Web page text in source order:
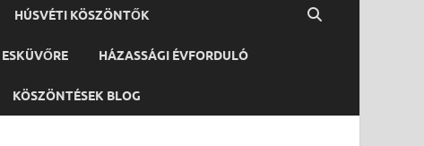
HÚSVÉTI KÖSZÖNTŐK
ESKÜVŐRE HÁZASSÁGI ÉVFORDULÓ
KÖSZÖNTÉSEK BLOG